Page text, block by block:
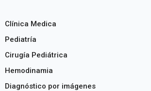
Clínica Medica
Pediatría
Cirugía Pediátrica
Hemodinamia
Diagnóstico por imágenes